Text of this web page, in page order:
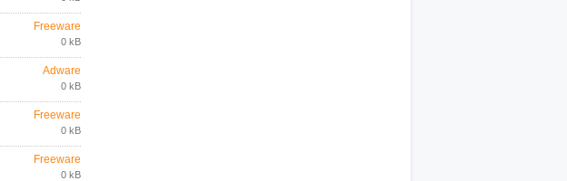
Freeware
0 kB
Adware
0 kB
Freeware
0 kB
Freeware
0 kB